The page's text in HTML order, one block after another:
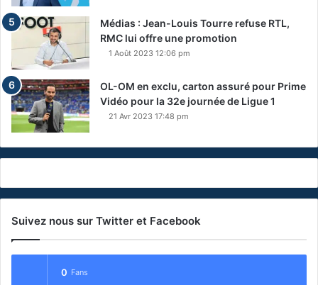
Médias : Jean-Louis Tourre refuse RTL,
RMC lui offre une promotion
1 Août 2023 12:06 pm
OL-OM en exclu, carton assuré pour Prime
Vidéo pour la 32e journée de Ligue 1
21 Avr 2023 17:48 pm
Suivez nous sur Twitter et Facebook
0 Fans